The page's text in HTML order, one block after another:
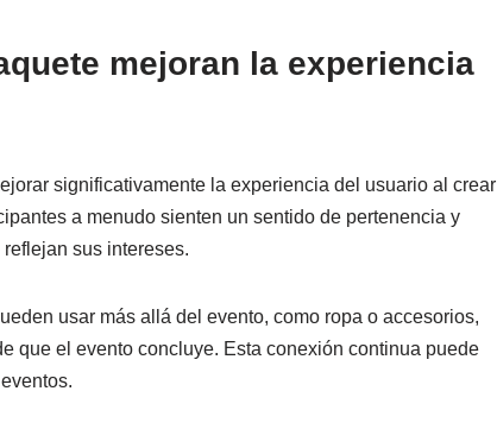
mejoran la experiencia
significativamente la experiencia del usuario al crear
a menudo sienten un sentido de pertenencia y
sus intereses.
usar más allá del evento, como ropa o accesorios,
que el evento concluye. Esta conexión continua puede